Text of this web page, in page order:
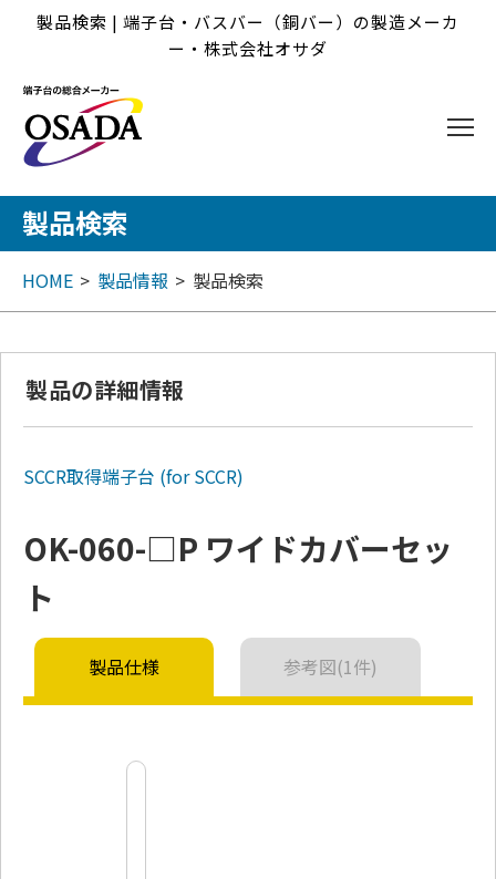
製品検索 | 端子台・バスバー（銅バー）の製造メーカ
ー・株式会社オサダ
製品検索
HOME 製品情報 製品検索
製品の詳細情報
SCCR取得端子台 (for SCCR)
OK-060-□P ワイドカバーセッ
ト
製品仕様 参考図(1件)